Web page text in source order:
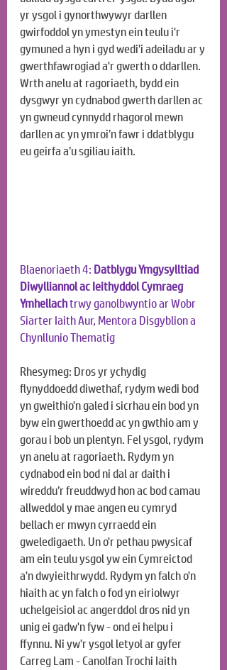
yr ysgol i gynorthwywyr darllen
gwirfoddol yn ymestyn ein teulu i'r
gymuned a hyn i gyd wedi'i adeiladu ar y
gwerthfawrogiad a'r gwerth o ddarllen.
Wrth anelu at ragoriaeth, bydd ein
dysgwyr yn cydnabod gwerth darllen ac
yn gwneud cynnydd rhagorol mewn
darllen ac yn ymroi’n fawr i ddatblygu
eu geirfa a’u sgiliau iaith.
Blaenoriaeth 4: Datblygu Ymgysylltiad
Diwylliannol ac Ieithyddol Cymraeg
Ymhellach trwy ganolbwyntio ar Wobr
Siarter Iaith Aur, Mentora Disgyblion a
Chynllunio Thematig
Rhesymeg: Dros yr ychydig
flynyddoedd diwethaf, rydym wedi bod
yn gweithio'n galed i sicrhau ein bod yn
byw ein gwerthoedd ac yn gwthio am y
gorau i bob un plentyn. Fel ysgol, rydym
yn anelu at ragoriaeth. Rydym yn
cydnabod ein bod ni dal ar daith i
wireddu’r freuddwyd hon ac bod camau
allweddol y mae angen eu cymryd
bellach er mwyn cyrraedd ein
gweledigaeth. Un o'r pethau pwysicaf
am ein teulu ysgol yw ein Cymreictod
a'n dwyieithrwydd. Rydym yn falch o'n
hiaith ac yn falch o fod yn eiriolwyr
uchelgeisiol ac angerddol dros nid yn
unig ei gadw'n fyw - ond ei helpu i
ffynnu. Ni yw'r ysgol letyol ar gyfer
Carreg Lam - Canolfan Trochi Iaith